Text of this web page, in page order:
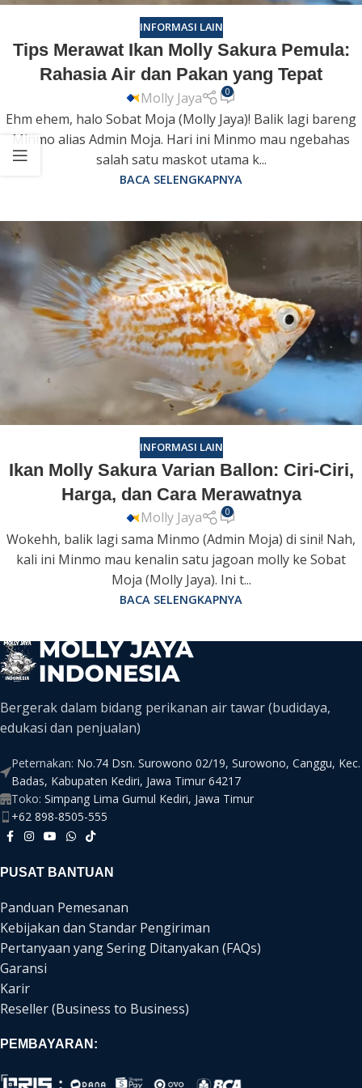
INFORMASI LAIN
Tips Merawat Ikan Molly Sakura Pemula:
Rahasia Air dan Pakan yang Tepat
Molly Jaya 0
Ehm ehem, halo Sobat Moja (Molly Jaya)! Balik lagi bareng
Minmo alias Admin Moja. Hari ini Minmo mau ngebahas
salah satu maskot utama k...
BACA SELENGKAPNYA
INFORMASI LAIN
Ikan Molly Sakura Varian Ballon: Ciri-Ciri,
Harga, dan Cara Merawatnya
Molly Jaya 0
Wokehh, balik lagi sama Minmo (Admin Moja) di sini! Nah,
kali ini Minmo mau kenalin satu jagoan molly ke Sobat
Moja (Molly Jaya). Ini t...
BACA SELENGKAPNYA
Bergerak dalam bidang perikanan air tawar (budidaya,
edukasi dan penjualan)
Peternakan: No.74 Dsn. Surowono 02/19, Surowono, Canggu, Kec.
Badas, Kabupaten Kediri, Jawa Timur 64217
Toko: Simpang Lima Gumul Kediri, Jawa Timur
+62 898-8505-555
PUSAT BANTUAN
Panduan Pemesanan
Kebijakan dan Standar Pengiriman
Pertanyaan yang Sering Ditanyakan (FAQs)
Garansi
Karir
Reseller (Business to Business)
PEMBAYARAN: